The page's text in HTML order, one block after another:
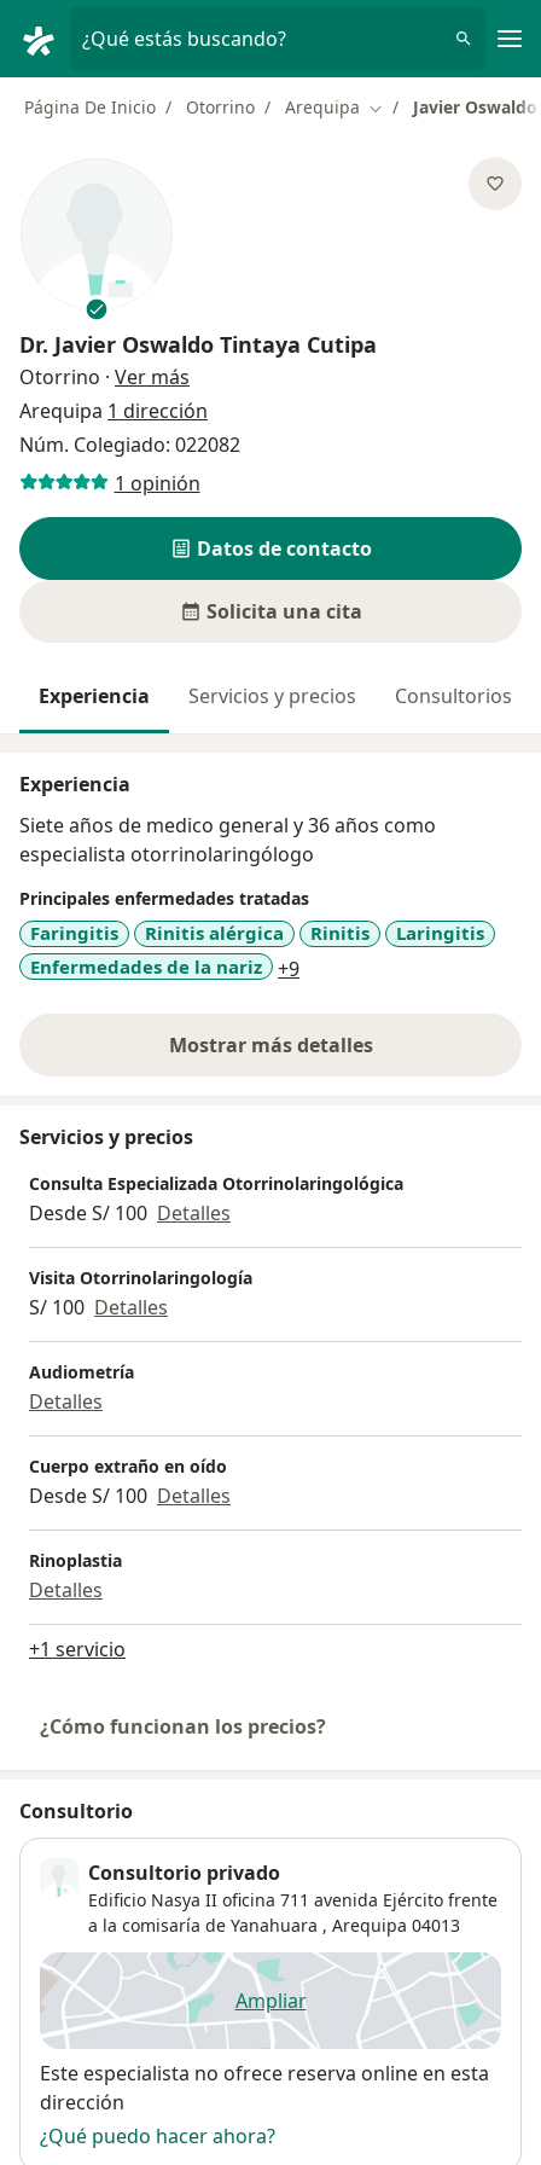
¿Qué estás buscando?
Página De Inicio Otorrino Arequipa Cambiar de ciudad
Javier
Dr. Javier Oswaldo Tintaya Cutipa
Otorrino · Ver más
Arequipa 1 dirección
Núm. Colegiado: 022082
1 opinión
Datos de contacto
Solicita una cita
Experiencia Servicios y precios Consultorios
Experiencia
Siete años de medico general y 36 años como
especialista otorrinolaringólogo
Principales enfermedades tratadas
Faringitis Rinitis alérgica Rinitis
Laringitis
Enfermedades de la nariz
+9a11y_sr_more_diseases
Mostrar más detalles
sobre la experiencia
Servicios y precios
Consulta Especializada Otorrinolaringológica
Desde S/ 100 Detalles
Visita Otorrinolaringología
S/ 100 Detalles
Audiometría
Detalles
Cuerpo extraño en oído
Desde S/ 100 Detalles
Rinoplastia
Detalles
+1 servicio
¿Cómo funcionan los precios?
Consultorio
Consultorio privado
Edificio Nasya II oficina 711 avenida Ejército frente
a la comisaría de Yanahuara , Arequipa 04013
Ampliarse abre en una nueva
Disponibilidad
Este especialista no ofrece reserva online en esta
dirección
¿Qué puedo hacer ahora?